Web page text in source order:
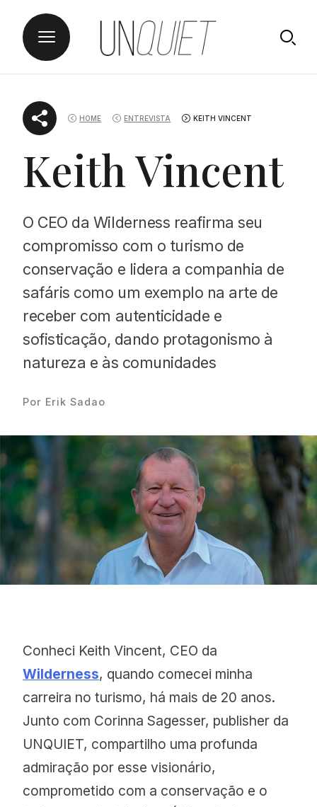
content
HOME ENTREVISTA KEITH VINCENT
Keith Vincent
O CEO da Wilderness reafirma seu
compromisso com o turismo de
conservação e lidera a companhia de
safáris como um exemplo na arte de
receber com autenticidade e
sofisticação, dando protagonismo à
natureza e às comunidades
Por Erik Sadao
Conheci Keith Vincent, CEO da
Wilderness, quando comecei minha
carreira no turismo, há mais de 20 anos.
Junto com Corinna Sagesser, publisher da
UNQUIET, compartilho uma profunda
admiração por esse visionário,
comprometido com a conservação e o